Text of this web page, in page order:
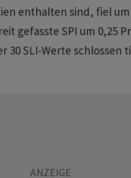
enthalten sind, fiel
gefasste SPI um 0,25
30 SLI-Werte schlossen